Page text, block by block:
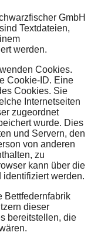
GmbH
Textdateien,
werden.
Cookies.
Cookie-ID. Eine
Cookies. Sie
Internetseiten
zugeordnet
wurde. Dies
und Servern, den
von anderen
zu
kann über die
werden.
Bettfedernfabrik
dieser
bereitstellen, die